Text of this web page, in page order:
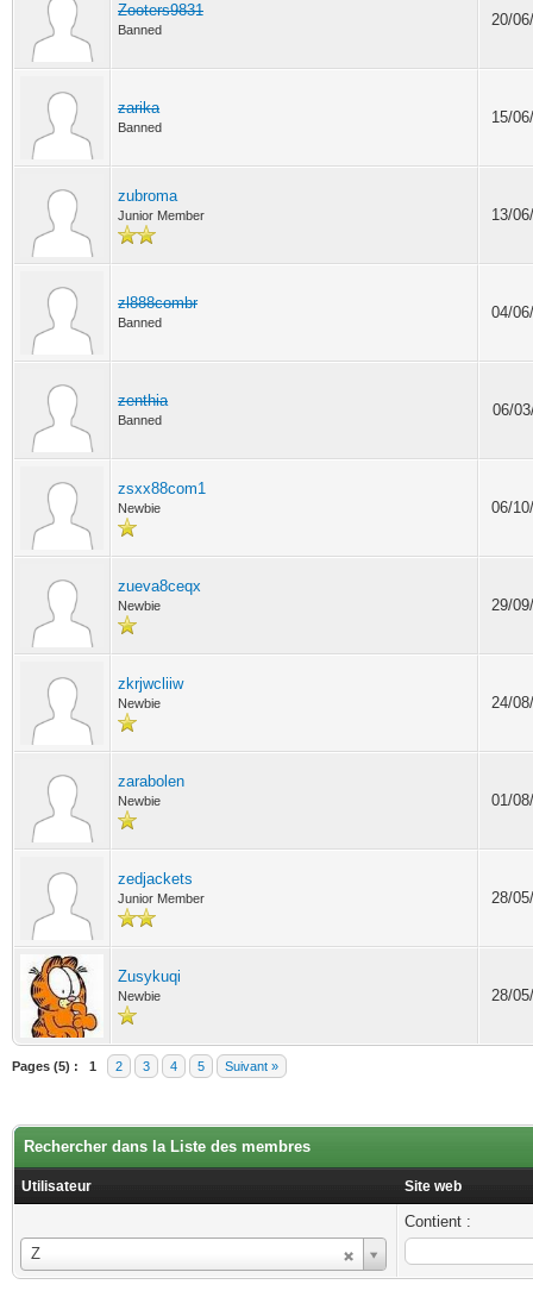
Zooters9831
Banned
20/
zarika
Banned
15/
zubroma
Junior Member 13/
zl888combr
Banned
04/
zenthia
Banned
06/
zsxx88com1
Newbie 06/
zueva8ceqx
Newbie 29/
zkrjwcliiw
Newbie 24/
zarabolen
Newbie 01/
zedjackets
Junior Member 28/
Zusykuqi
Newbie 28/
Pages (5) : 1 2 3 4 5 Suivant »
Rechercher dans la Liste des membres
Utilisateur Site web
Z
Utilisateur
Contient :